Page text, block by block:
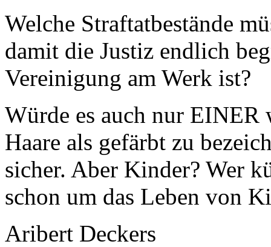
Welche Straftatbestände
damit die Justiz endlich
Vereinigung am Werk ist?
Würde es auch nur EINER
Haare als gefärbt zu
sicher. Aber Kinder? Wer
schon um das Leben von
Aribert Deckers